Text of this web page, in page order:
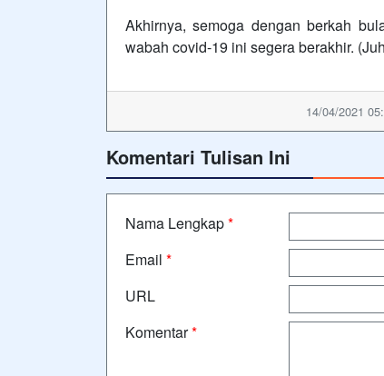
Akhirnya, semoga dengan berkah
wabah covid-19 ini segera berakhir.
14/04/2021
Komentari Tulisan Ini
Nama Lengkap*
Email *
URL
Komentar*